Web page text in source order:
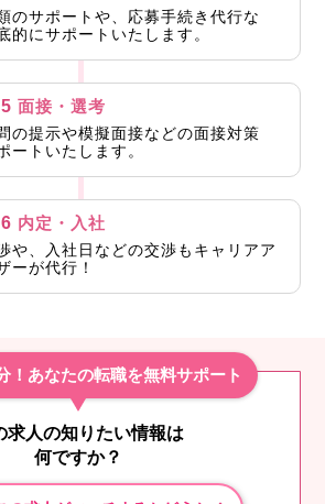
のサポートや、応募手続き代行な
的にサポートいたします。
面接・選考
の提示や模擬面接などの面接対策
ートいたします。
内定・入社
や、入社日などの交渉もキャリアア
ーが代行！
！あなたの転職を無料サポート
求人の知りたい情報は
何ですか？